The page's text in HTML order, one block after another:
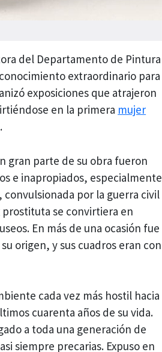
del Departamento de Pintura
extraordinario para
exposiciones que atrajeron
en la primera mujer
gran parte de su obra fueron
e inapropiados, especialmente
convulsionada por la guerra civil
se convirtiera en
En más de una ocasión fue
origen, y sus cuadros eran con
cada vez más hostil hacia
cuarenta años de su vida.
a toda una generación de
siempre precarias. Expuso en